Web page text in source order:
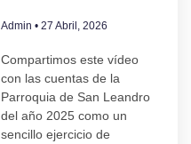
Admin 27 Abril, 2026
Compartimos este vídeo
con las cuentas de la
Parroquia de San Leandro
del año 2025 como un
sencillo ejercicio de